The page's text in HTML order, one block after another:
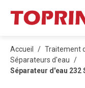
PASSER AU CONTENU
Accueil / Traitement
Séparateurs d'eau /
Séparateur d'eau 232